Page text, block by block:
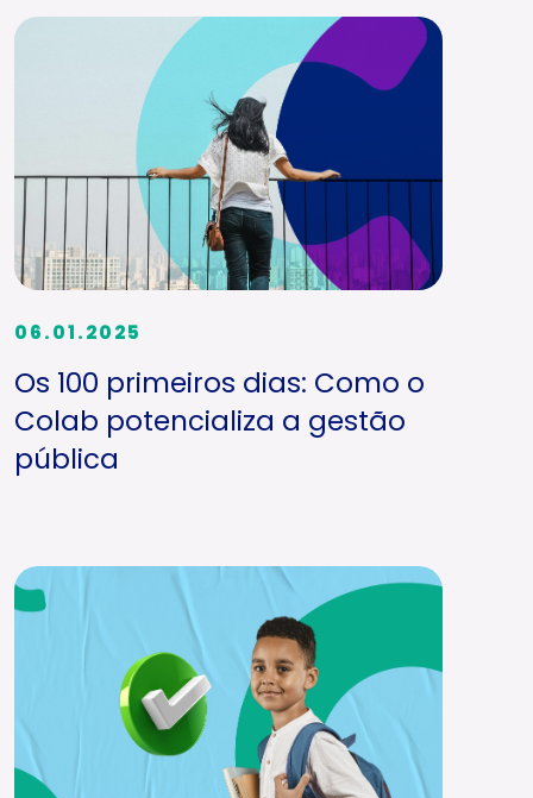
06.01.2025
Os 100 primeiros dias: Como o
Colab potencializa a gestão
pública